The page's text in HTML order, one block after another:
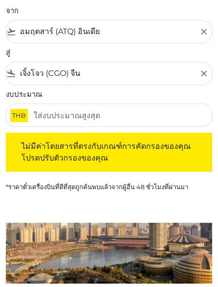
จาก
flight_takeoff close
สู่
flight_land close
งบประมาณ
THB
ไม่มีค่าโดยสารที่ตรงกับเกณฑ์การคัดกรองของคุณ
โปรดปรับตัวกรองของคุณ
*ราคาตั๋วเครื่องบินที่ดีที่สุดถูกค้นพบแล้วจากผู้อื่น 48 ชั่วโมงที่ผ่านมา